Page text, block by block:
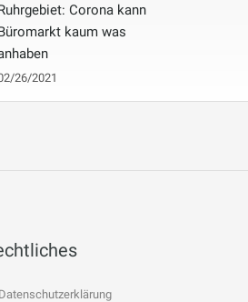
Corona kann
kaum was
26/2021
Datenschutzerklärung